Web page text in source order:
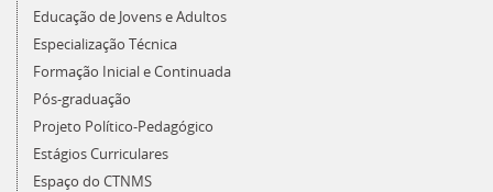
Educação de Jovens e Adultos
Especialização Técnica
Formação Inicial e Continuada
Pós-graduação
Projeto Político-Pedagógico
Estágios Curriculares
Espaço do CTNMS